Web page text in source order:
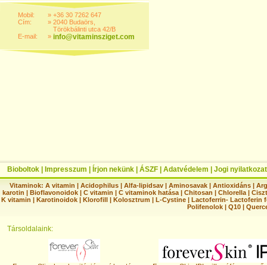
Mobil:
Cím:
E-mail:
»
»
»
+36 30 7262 647
2040 Budaörs,
Törökbálinti utca 42/B
info@vitaminsziget.com
Bioboltok Impresszum Írjon nekünk ÁSZF Adatvédelem Jogi nyilatkozat
Vitaminok: A vitamin |Acidophilus |Alfa-lipidsav |Aminosavak |Antioxidáns |
karotin | Bioflavonoidok | C vitamin | C vitaminok hatása | Chitosan | Chlorella |
K vitamin | Karotinoidok | Klorofill | Kolosztrum | L-Cystine | Lactoferrin- Lactoferin
Polifenolok |Q10 |
Társoldalaink: